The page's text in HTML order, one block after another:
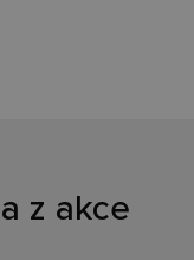
z akce